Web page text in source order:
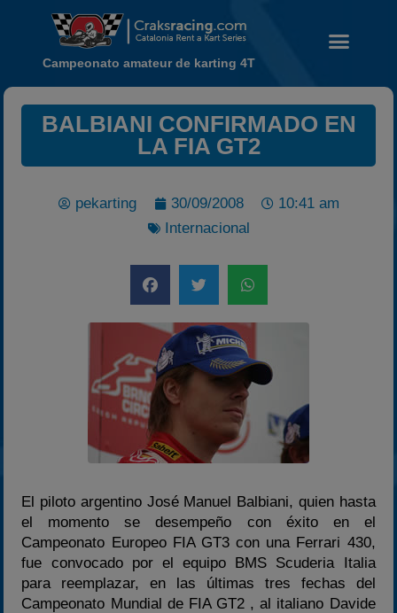
Noticias
Calendario
Temporadas anteriores
Preguntas Frecuentes
Campeonato amateur de karting 4T
BALBIANI CONFIRMADO EN
LA FIA GT2
pekarting 30/09/2008
10:41 am
Internacional
El piloto argentino José Manuel Balbiani, quien hasta
el momento se desempeño con éxito en el
Campeonato Europeo FIA GT3 con una Ferrari 430,
fue convocado por el equipo BMS Scuderia Italia
para reemplazar, en las últimas tres fechas del
Campeonato Mundial de FIA GT2 , al italiano Davide